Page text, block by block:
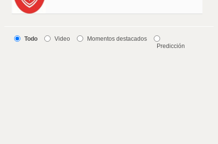
Todo Video
Momentos destacados
Predicción